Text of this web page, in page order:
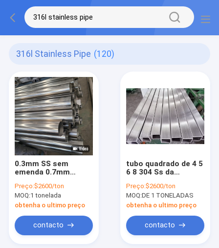
316l Stainless Pipe (120)
0.3mm SS sem
emenda 0.7mm
conduzem o RUÍDO
Jisco 316h 316L 316
304h 304L da linha
fina do cetim 320g
Preço:$2600/ton
MOQ:1 tonelada
obtenha o ultimo preço
contacto
tubo quadrado de 4 5
6 8 304 Ss da
inoxidável da
categoria
Preço:$2600/ton
MOQ:DE 1 TONELADAS
obtenha o ultimo preço
contacto